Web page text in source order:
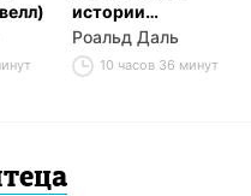
истории
(Сборник
рассказов)
Роальд Даль
10 часов 36 минут